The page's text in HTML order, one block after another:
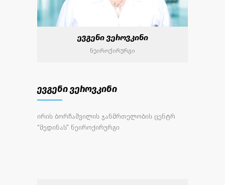
ევგენი ვეროვკინი
ნეიროქირურგი
ევგენი ვეროვკინი
ირის ბორჩაშვილის ჯანმრთელობის ცენტრ
“მედინას” ნეიროქირურგი